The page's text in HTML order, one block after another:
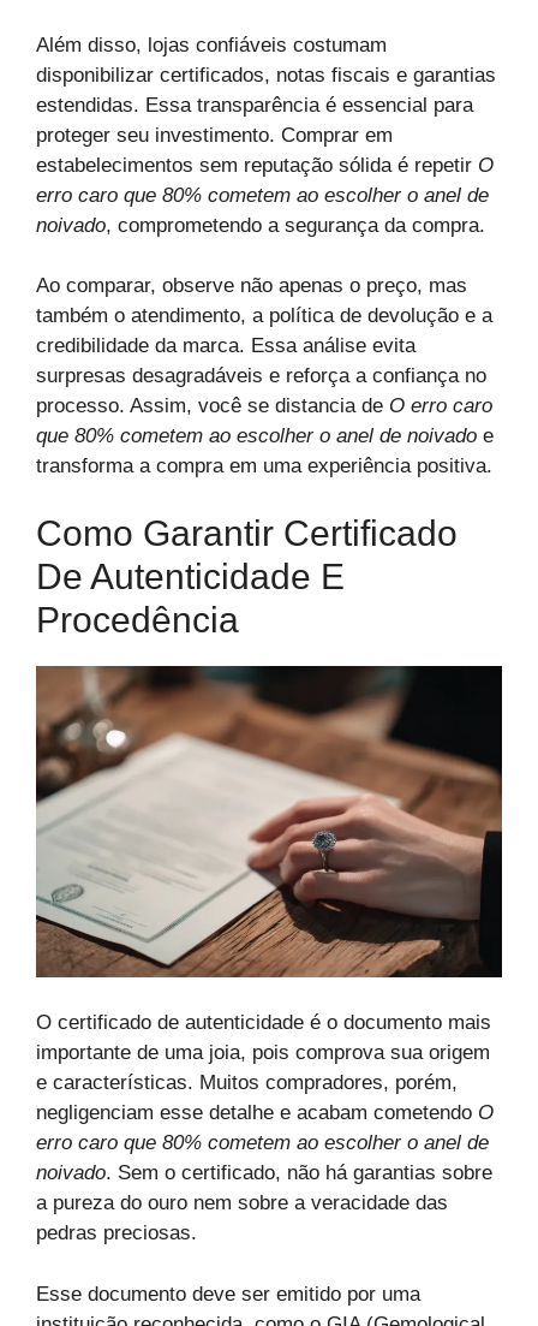
Além disso, lojas confiáveis costumam
disponibilizar certificados, notas fiscais e garantias
estendidas. Essa transparência é essencial para
proteger seu investimento. Comprar em
estabelecimentos sem reputação sólida é repetir O
erro caro que 80% cometem ao escolher o anel de
noivado, comprometendo a segurança da compra.
Ao comparar, observe não apenas o preço, mas
também o atendimento, a política de devolução e a
credibilidade da marca. Essa análise evita
surpresas desagradáveis e reforça a confiança no
processo. Assim, você se distancia de O erro caro
que 80% cometem ao escolher o anel de noivado e
transforma a compra em uma experiência positiva.
Como Garantir Certificado
De Autenticidade E
Procedência
O certificado de autenticidade é o documento mais
importante de uma joia, pois comprova sua origem
e características. Muitos compradores, porém,
negligenciam esse detalhe e acabam cometendo O
erro caro que 80% cometem ao escolher o anel de
noivado. Sem o certificado, não há garantias sobre
a pureza do ouro nem sobre a veracidade das
pedras preciosas.
Esse documento deve ser emitido por uma